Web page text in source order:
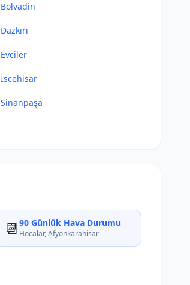
Bolvadin
Dazkırı
Evciler
İscehisar
Sinanpaşa
📆90 Günlük Hava Durumu
Hocalar, Afyonkarahisar